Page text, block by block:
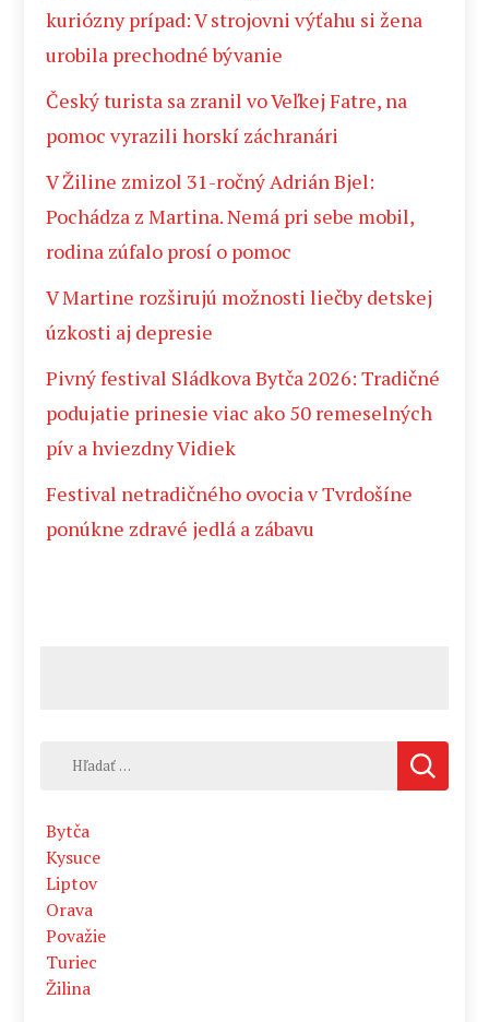
kuriózny prípad: V strojovni výťahu si žena
urobila prechodné bývanie
Český turista sa zranil vo Veľkej Fatre, na
pomoc vyrazili horskí záchranári
V Žiline zmizol 31-ročný Adrián Bjel:
Pochádza z Martina. Nemá pri sebe mobil,
rodina zúfalo prosí o pomoc
V Martine rozširujú možnosti liečby detskej
úzkosti aj depresie
Pivný festival Sládkova Bytča 2026: Tradičné
podujatie prinesie viac ako 50 remeselných
pív a hviezdny Vidiek
Festival netradičného ovocia v Tvrdošíne
ponúkne zdravé jedlá a zábavu
Hľadať:
Bytča
Kysuce
Liptov
Orava
Považie
Turiec
Žilina